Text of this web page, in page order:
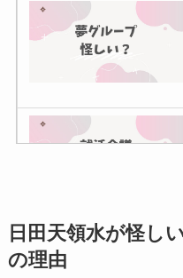
日田天領水が怪し
の理由